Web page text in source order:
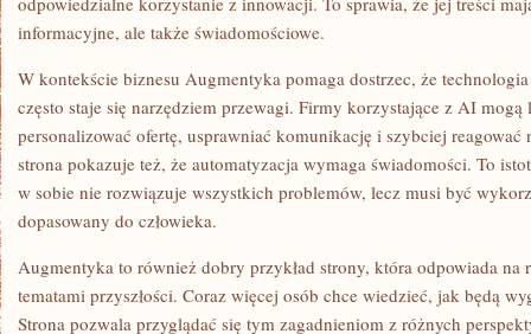
informacyjne, ale także świadomościowe.
W kontekście biznesu Augmentyka pomaga dostrzec, że
często staje się narzędziem przewagi. Firmy korzystające z AI mogą
personalizować ofertę, usprawniać komunikację i szybciej
strona pokazuje też, że automatyzacja wymaga świadomości. To
w sobie nie rozwiązuje wszystkich problemów, lecz musi być
dopasowany do człowieka.
Augmentyka to również dobry przykład strony, która odpowiada na
tematami przyszłości. Coraz więcej osób chce wiedzieć, jak będą
Strona pozwala przyglądać się tym zagadnieniom z różnych